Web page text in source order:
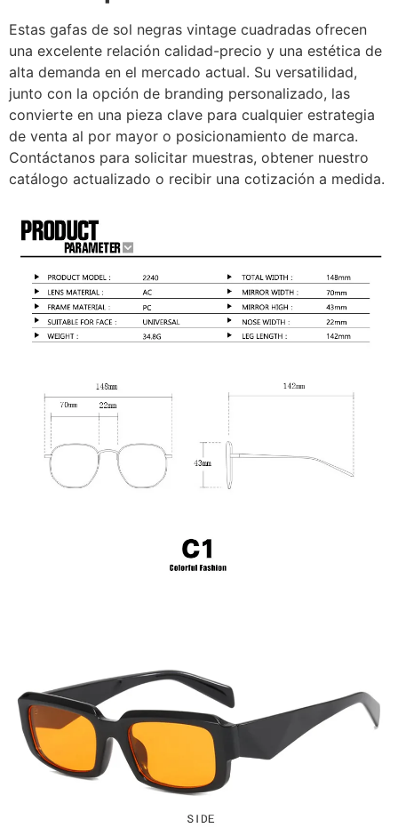
Estas gafas de sol negras vintage cuadradas ofrecen
una excelente relación calidad-precio y una estética de
alta demanda en el mercado actual. Su versatilidad,
junto con la opción de branding personalizado, las
convierte en una pieza clave para cualquier estrategia
de venta al por mayor o posicionamiento de marca.
Contáctanos para solicitar muestras, obtener nuestro
catálogo actualizado o recibir una cotización a medida.